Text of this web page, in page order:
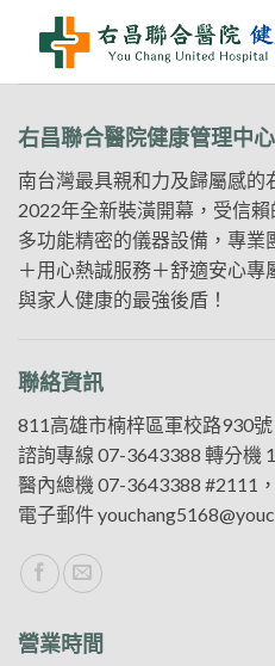
content
右昌聯合醫院健康管理中心
南台灣最具親和力及歸屬感
2022年全新裝潢開幕，受信
多功能精密的儀器設備，專
＋用心熱誠服務＋舒適安心
與家人健康的最強後盾！
聯絡資訊
811高雄市楠梓區軍校路930號
諮詢專線 07-3643388 轉分機
醫內總機 07-3643388 #2111
電子郵件
營業時間